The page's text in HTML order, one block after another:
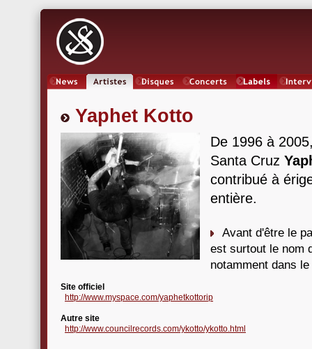
Yaphet Kotto
De 1996 à
Santa Cruz
contribué à
entière.
Avant d'être le
est surtout le nom
notamment dans le
Site officiel
http://www.myspace.com/yaphetkottorip
Autre site
http://www.councilrecords.com/ykotto/ykotto.html